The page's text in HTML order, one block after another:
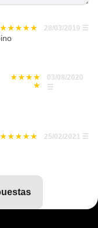
28/03/2019 ☰
03/08/2020
☰
25/02/2021 ☰